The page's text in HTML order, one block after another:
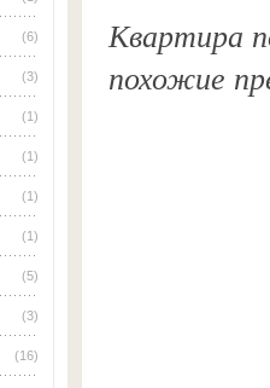
(6)
(3)
(1)
(1)
(1)
(1)
(5)
(3)
(16)
Квартира
похожие